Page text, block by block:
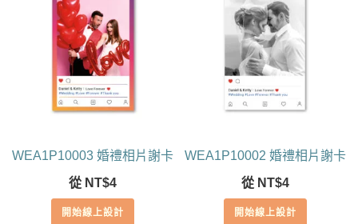
WEA1P10003 婚禮相片謝卡
從 NT$4
開始線上設計
WEA1P10002 婚禮相片謝卡
從 NT$4
開始線上設計